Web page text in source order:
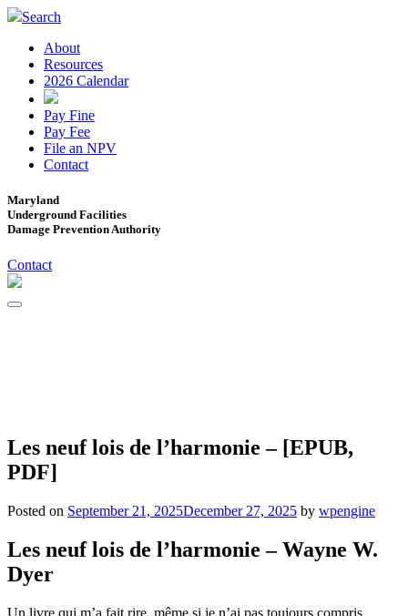
Search
About
Resources
2026 Calendar
Pay Fine
Pay Fee
File an NPV
Contact
Maryland
Underground Facilities
Damage Prevention Authority
Contact
Les neuf lois de l’harmonie – [EPUB,
PDF]
Posted on September 21, 2025December 27, 2025 by wpengine
Les neuf lois de l’harmonie – Wayne W.
Dyer
Un livre qui m’a fait rire, même si je n’ai pas toujours compris